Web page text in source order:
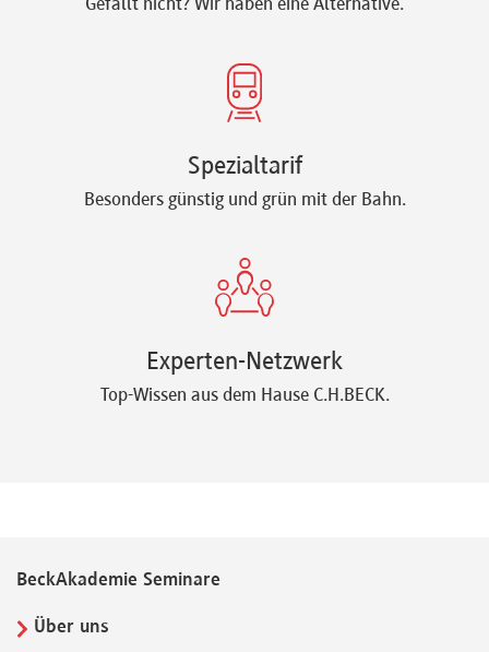
Gefällt nicht? Wir haben eine Alternative.
Spezialtarif
Besonders günstig und grün mit der Bahn.
Experten-Netzwerk
Top-Wissen aus dem Hause C.H.BECK.
BeckAkademie Seminare
Über uns